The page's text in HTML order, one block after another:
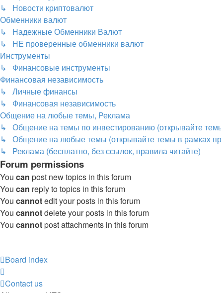
↳ Новости криптовалют
Обменники валют
↳ Надежные Обменники Валют
↳ НЕ проверенные обменники валют
Инструменты
↳ Финансовые инструменты
Финансовая независимость
↳ Личные финансы
↳ Финансовая независимость
Общение на любые темы, Реклама
↳ Общение на темы по инвестированию (открывайте
↳ Общение на любые темы (открывайте темы в рамках
↳ Реклама (бесплатно, без ссылок, правила читайте)
Forum permissions
You can post new topics in this forum
You can reply to topics in this forum
You cannotedit your posts in this forum
You cannotdelete your posts in this forum
You cannotpost attachments in this forum
Board index
Contact us